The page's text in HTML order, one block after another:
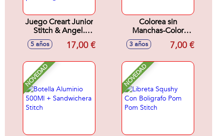
Juego Creart Junior
Stitch & Angel.
Incluye 2 tablas
para pintar y 1
5 años 17,00 €
Colorea sin
Manchas-Color
Wonder Toy Story
23x1x30 cm
3 años 7,00 €
NOVEDAD NOVEDAD